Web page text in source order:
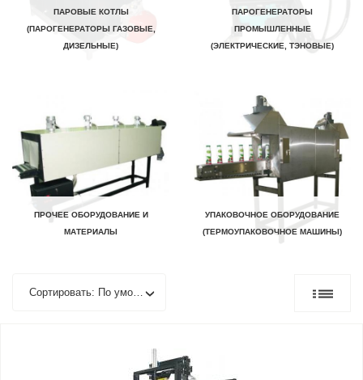
ПАРОВЫЕ КОТЛЫ
(ПАРОГЕНЕРАТОРЫ ГАЗОВЫЕ,
ДИЗЕЛЬНЫЕ)
ПАРОГЕНЕРАТОРЫ
ПРОМЫШЛЕННЫЕ
(ЭЛЕКТРИЧЕСКИЕ, ТЭНОВЫЕ)
ПРОЧЕЕ ОБОРУДОВАНИЕ И
МАТЕРИАЛЫ
УПАКОВОЧНОЕ ОБОРУДОВАНИЕ
(ТЕРМОУПАКОВОЧНОЕ МАШИНЫ)
Сортировать: По умолчанию